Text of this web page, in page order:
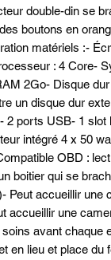
double-din se
boutons en
matériels :-
: 4 Core-
2Go- Disque
un disque dur
2 ports USB- 1
intégré 4 x 50
OBD :
boitier qui se
Peut accueillir une
accueillir une
avant chaque
en lieu et place du